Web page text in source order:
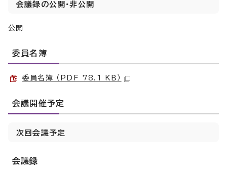
会議録の公開・非公開
公開
委員名簿
委員名簿 （PDF 78.1 KB）
会議開催予定
次回会議予定
会議録